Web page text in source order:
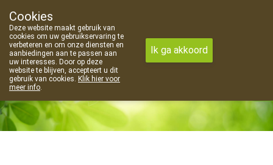
09 373 94 03
Vandaag
Cookies
Deze website maakt gebruik van
cookies om uw gebruikservaring te
verbeteren en om onze diensten en
aanbiedingen aan te passen aan
uw interesses. Door op deze
website te blijven, accepteert u dit
gebruik van cookies. Klik hier voor
meer info.
Ik ga akkoord